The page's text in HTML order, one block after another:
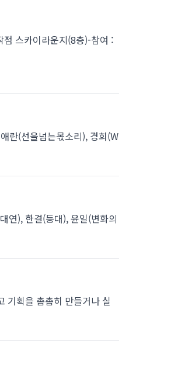
스카이라운지(8층)-참여 :
란(선을넘는몫소리), 경희(W
), 한결(등대), 윤일(변화의
기획을 촘촘히 만들거나 실